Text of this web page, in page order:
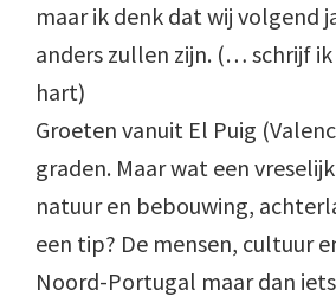
maar ik denk dat wij volgend
anders zullen zijn. (… schrijf
hart)
Groeten vanuit El Puig
graden. Maar wat een
natuur en bebouwing,
een tip? De mensen, cultuur
Noord-Portugal maar dan